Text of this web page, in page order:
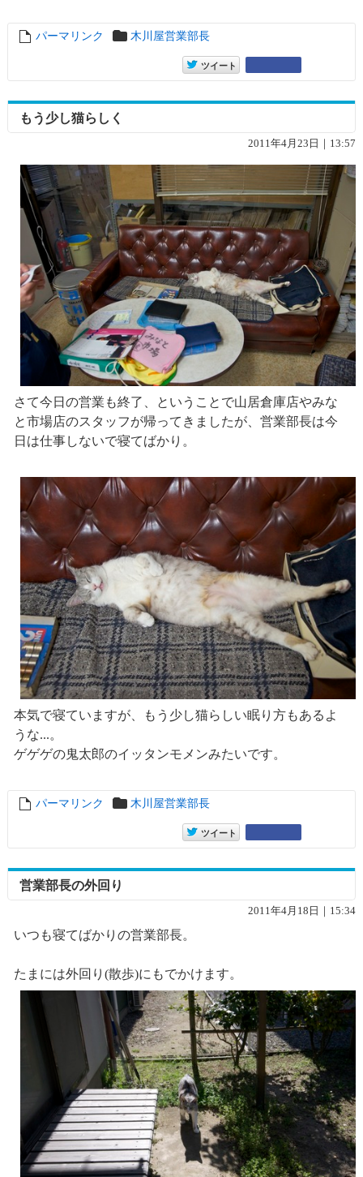
entry6760
パーマリンク 木川屋営業部長
entry6760
ツイート
もう少し猫らしく
2011年4月23日｜13:57
さて今日の営業も終了、ということで山居倉庫店やみな
と市場店のスタッフが帰ってきましたが、営業部長は今
日は仕事しないで寝てばかり。
本気で寝ていますが、もう少し猫らしい眠り方もあるよ
うな...。
ゲゲゲの鬼太郎のイッタンモメンみたいです。
entry6432
パーマリンク 木川屋営業部長
entry6432
ツイート
営業部長の外回り
2011年4月18日｜15:34
いつも寝てばかりの営業部長。
たまには外回り(散歩)にもでかけます。